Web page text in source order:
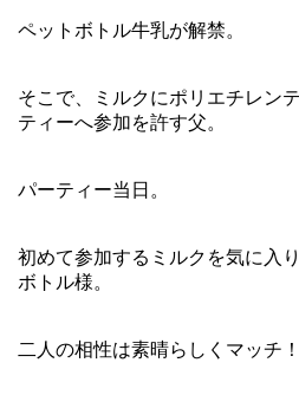
ペットボトル牛乳が解禁。
そこで、ミルクにポリエチレン
ティーへ参加を許す父。
パーティー当日。
初めて参加するミルクを気に入
ボトル様。
二人の相性は素晴らしくマッチ！